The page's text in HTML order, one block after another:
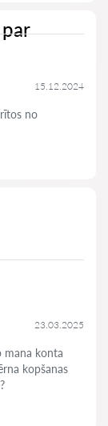
15.12.2024
no
23.03.2025
mana konta
kopšanas